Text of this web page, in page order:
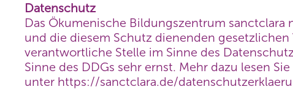
Datenschutz
Das Ökumenische Bildungszentrum sanctclara
und die diesem Schutz dienenden
verantwortliche Stelle im Sinne des
Sinne des DDGs sehr ernst. Mehr dazu lesen
unter https://sanctclara.de/